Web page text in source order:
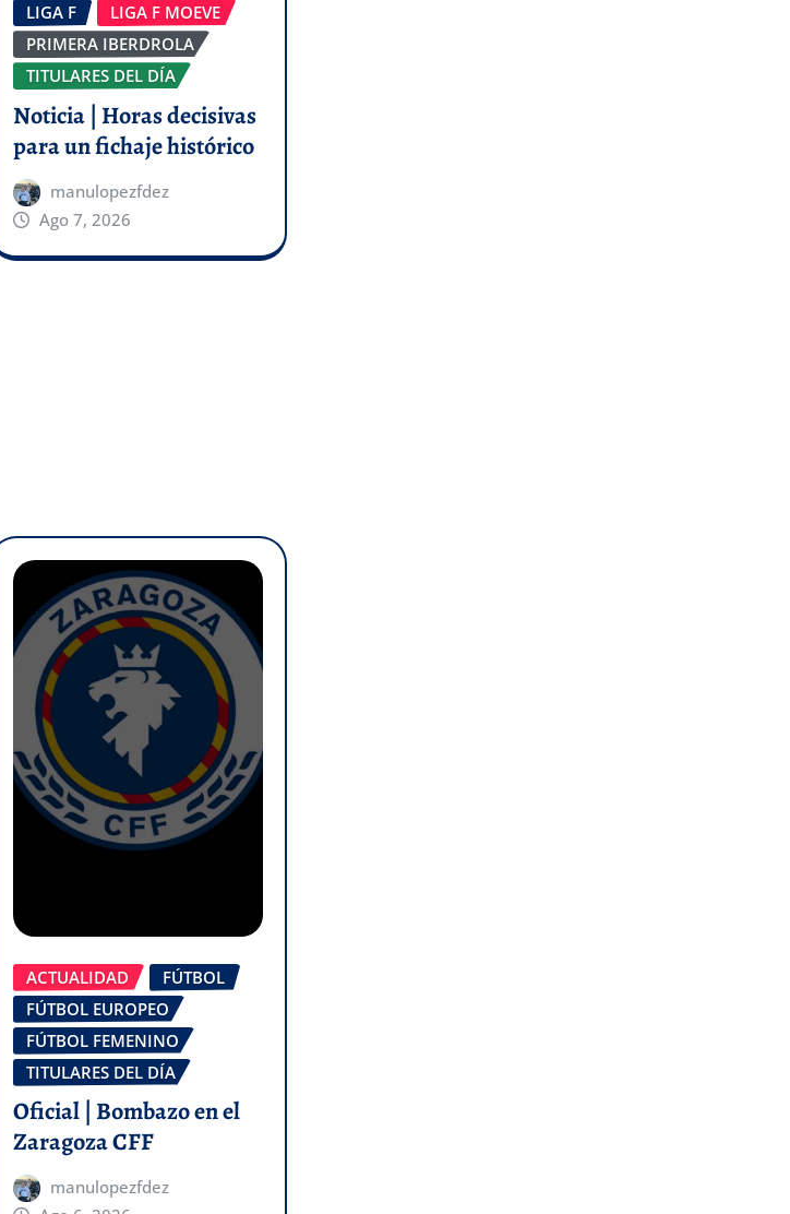
LIGA F
LIGA F MOEVE
PRIMERA IBERDROLA
TITULARES DEL DÍA
Noticia | Horas decisivas
para un fichaje histórico
manulopezfdez
Ago 7, 2026
ACTUALIDAD
FÚTBOL
FÚTBOL EUROPEO
FÚTBOL FEMENINO
TITULARES DEL DÍA
Oficial | Bombazo en el
Zaragoza CFF
manulopezfdez